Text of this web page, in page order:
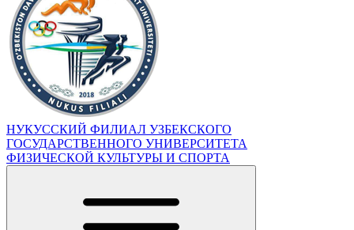
НУКУССКИЙ ФИЛИАЛ УЗБЕКСКОГО
ГОСУДАРСТВЕННОГО УНИВЕРСИТЕТА
ФИЗИЧЕСКОЙ КУЛЬТУРЫ И СПОРТА